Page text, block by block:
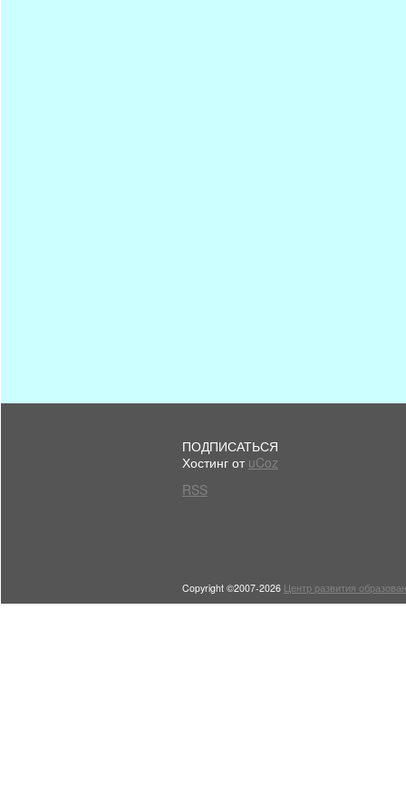
ПОДПИСАТЬСЯ
Хостинг от uCoz
RSS
Copyright ©2007-2026 Центр развития